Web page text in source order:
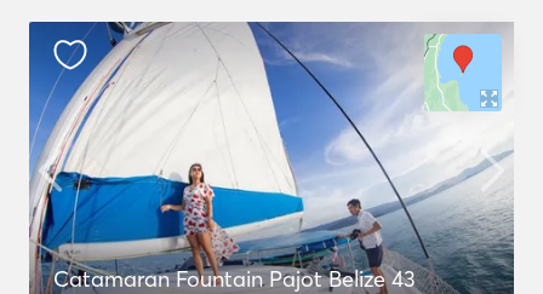
Catamaran Fountain Pajot Belize 43